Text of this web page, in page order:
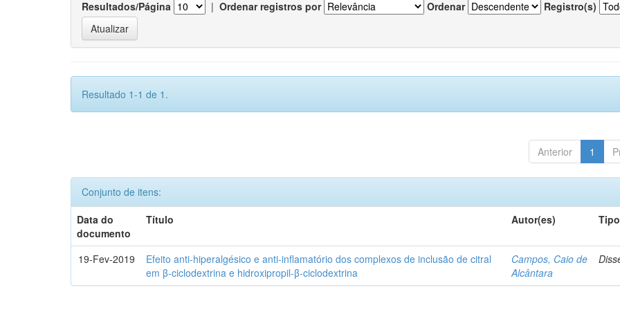
Resultados/Página | Ordenar registros por Ordenar Registro(s)
Resultado 1-1 de 1.
Anterior 1
Conjunto de itens:
Data do
documento
Título Autor(es) Tipo
19-Fev-2019
Efeito anti-hiperalgésico e anti-inflamatório dos complexos de inclusão de citral
em β-ciclodextrina e hidroxipropil-β-ciclodextrina
Campos, Caio de
Alcântara